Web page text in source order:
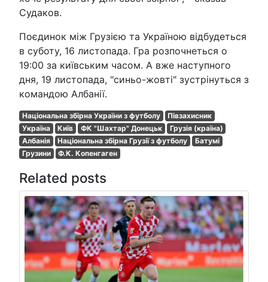
Судаков.
Поєдинок між Грузією та Україною відбудеться
в суботу, 16 листопада. Гра розпочнеться о
19:00 за київським часом. А вже наступного
дня, 19 листопада, "синьо-жовті" зустрінуться з
командою Албанії.
Національна збірна України з футболу
Півзахисник
Україна
Київ ФК "Шахтар" Донецьк
Грузія (країна)
Албанія
Національна збірна Грузії з футболу
Батумі
Грузини
Ф.К. Копенгаген
Related posts